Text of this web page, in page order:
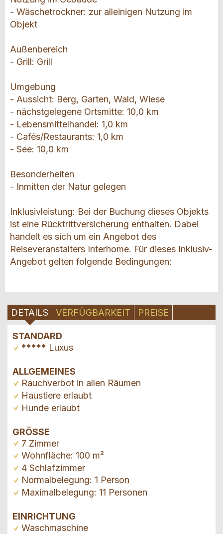
- Wäschetrockner: zur alleinigen Nutzung im
Objekt
Außenbereich
- Grill: Grill
Umgebung
- Aussicht: Berg, Garten, Wald, Wiese
- nächstgelegene Ortsmitte: 10,0 km
- Lebensmittelhandel: 1,0 km
- Cafés/Restaurants: 1,0 km
- See: 10,0 km
Besonderheiten
- Inmitten der Natur gelegen
Inklusivleistung: Bei der Buchung dieses Objekts
ist eine Rücktrittversicherung enthalten. Dabei
handelt es sich um ein Angebot des
Reiseveranstalters Interhome. Für dieses Inklusiv-
Angebot gelten folgende Bedingungen:
DETAILS VERFÜGBARKEIT PREISE
STANDARD
***** Luxus
ALLGEMEINES
Rauchverbot in allen Räumen
Haustiere erlaubt
Hunde erlaubt
GRÖSSE
7 Zimmer
Wohnfläche: 100 m²
4 Schlafzimmer
Normalbelegung: 1 Person
Maximalbelegung: 11 Personen
EINRICHTUNG
Waschmaschine